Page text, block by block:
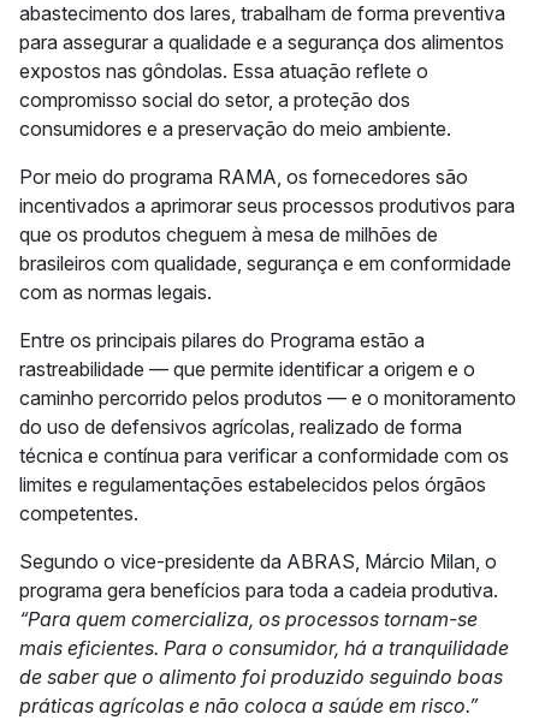
abastecimento dos lares, trabalham de forma preventiva
para assegurar a qualidade e a segurança dos alimentos
expostos nas gôndolas. Essa atuação reflete o
compromisso social do setor, a proteção dos
consumidores e a preservação do meio ambiente.
Por meio do programa RAMA, os fornecedores são
incentivados a aprimorar seus processos produtivos para
que os produtos cheguem à mesa de milhões de
brasileiros com qualidade, segurança e em conformidade
com as normas legais.
Entre os principais pilares do Programa estão a
rastreabilidade — que permite identificar a origem e o
caminho percorrido pelos produtos — e o monitoramento
do uso de defensivos agrícolas, realizado de forma
técnica e contínua para verificar a conformidade com os
limites e regulamentações estabelecidos pelos órgãos
competentes.
Segundo o vice-presidente da ABRAS, Márcio Milan, o
programa gera benefícios para toda a cadeia produtiva.
“Para quem comercializa, os processos tornam-se
mais eficientes. Para o consumidor, há a tranquilidade
de saber que o alimento foi produzido seguindo boas
práticas agrícolas e não coloca a saúde em risco.”